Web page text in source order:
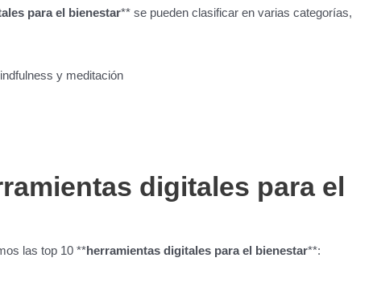
para el bienestar** se pueden clasificar en varias categorías,
y meditación
digitales para el
las top 10 **herramientas digitales para el bienestar**: